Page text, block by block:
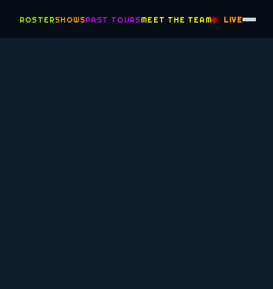
ROSTERSHOWSPAST TOURSMEET THE TEAM LIVE